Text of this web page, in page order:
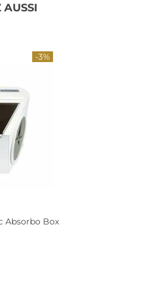
AUSSI
-3%
Absorbo Box